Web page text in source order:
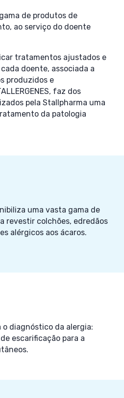
de produtos de
ao serviço do doente
tratamentos ajustados e
doente, associada a
produzidos e
faz dos
pela Stallpharma uma
da patologia
uma vasta gama de
revestir colchões, edredãos
alérgicos aos ácaros.
o diagnóstico da alergia:
escarificação para a